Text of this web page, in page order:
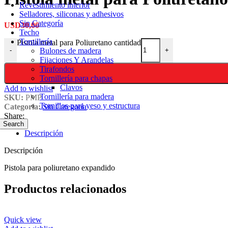
Revestimiento interior
Selladores, siliconas y adhesivos
Sin Categoría
Techo
Tornillería
Bulones de madera
Fijaciones Y Arandelas
Tirafondos
Tornillería para chapas
Clavos
Tornillería para madera
Tornillos para yeso y estructura
Search
USD30,00
-
Pistola metal para Poliuretano cantidad
+
Add to wishlist
SKU: PMP
Categoría: Sin Categoría
Share:
Descripción
Descripción
Pistola para poliuretano expandido
Productos relacionados
Quick view